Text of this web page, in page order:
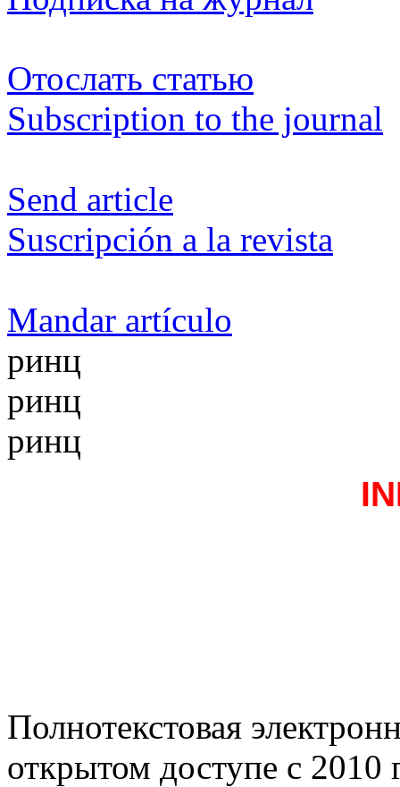
Отослать статью
Subscription to the journal
Send article
Suscripción a la revista
Mandar artículo
ринц
ринц
ринц
Полнотекстовая
открытом доступе с 2010